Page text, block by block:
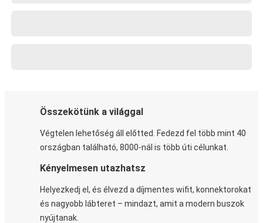
Összekötünk a világgal
Végtelen lehetőség áll előtted. Fedezd fel több mint 40
országban található, 8000-nál is több úti célunkat.
Kényelmesen utazhatsz
Helyezkedj el, és élvezd a díjmentes wifit, konnektorokat
és nagyobb lábteret – mindazt, amit a modern buszok
nyújtanak.